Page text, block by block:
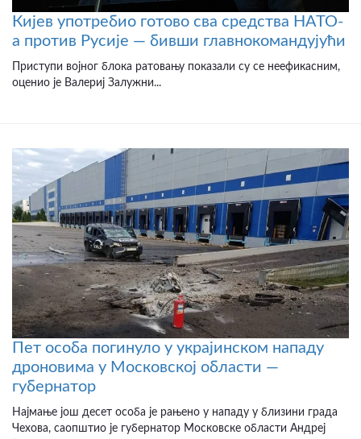
Кијев употребио готово сва средства НАТО-
а против Русије — бивши главнокомандујући
Приступи војног блока ратовању показали су се неефикасним,
оценио је Валериј Залужни...
Пет особа погинуло у украјинском нападу
дроновима у Московској области —
губернатор
Најмање још десет особа је рањено у нападу у близини града
Чехова, саопштио је губернатор Московске области Андреј